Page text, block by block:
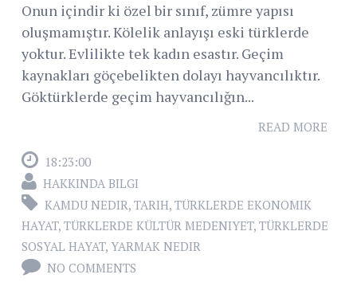
Onun içindir ki özel bir sınıf, zümre yapısı
oluşmamıştır. Kölelik anlayışı eski türklerde
yoktur. Evlilikte tek kadın esastır. Geçim
kaynakları göçebelikten dolayı hayvancılıktır.
Göktürklerde geçim hayvancılığın...
READ MORE
18:23:00
HAKKINDA BILGI
KAMDU NEDIR, TARIH, TÜRKLERDE EKONOMIK
HAYAT, TÜRKLERDE KÜLTÜR MEDENIYET, TÜRKLERDE
SOSYAL HAYAT, YARMAK NEDIR
NO COMMENTS